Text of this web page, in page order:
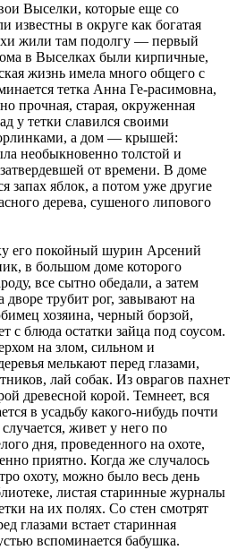
Выселки, которые еще со
известны в округе как богатая
жили там подолгу — первый
в Выселках были кирпичные,
жизнь имела много общего с
тетка Анна Ге-расимовна,
прочная, старая, окруженная
у тетки славился своими
а дом — крышей:
необыкновенно толстой и
от времени. В доме
запах яблок, а потом уже другие
дерева, сушеного липового
его покойный шурин Арсений
в большом доме которого
все сытно обедали, а затем
дворе трубит рог, завывают на
хозяина, черный борзой,
с блюда остатки зайца под соусом.
на злом, сильном и
мелькают перед глазами,
лай собак. Из оврагов пахнет
древесной корой. Темнеет, вся
в усадьбу какого-нибудь почти
живет у него по
дня, проведенного на охоте,
приятно. Когда же случалось
охоту, можно было весь день
листая старинные журналы
на их полях. Со стен смотрят
глазами встает старинная
вспоминается бабушка.